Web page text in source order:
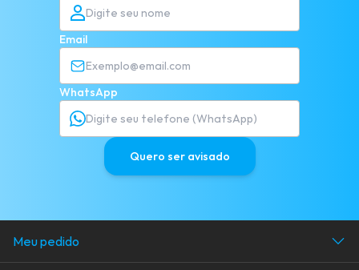
Email
WhatsApp
Quero ser avisado
Meu pedido